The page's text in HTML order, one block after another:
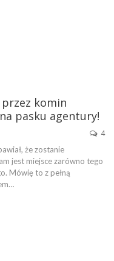
przez komin
pasku agentury!
4
że zostanie
jest miejsce zarówno tego
Mówię to z pełną